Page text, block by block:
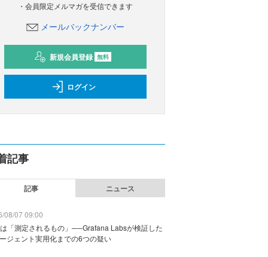
・会員限定メルマガを受信できます
メールバックナンバー
新規会員登録 無料
ログイン
記事
記事 ニュース
08/07 09:00
「測定されるもの」──Grafana Labsが検証した
ジェント実用化までの6つの疑い